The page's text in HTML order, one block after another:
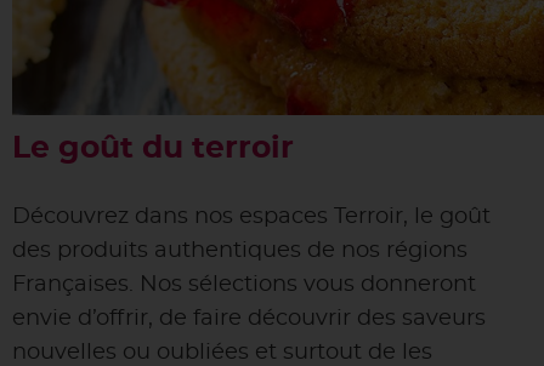
Le goût du terroir
Découvrez dans nos espaces Terroir, le goût
des produits authentiques de nos régions
Françaises. Nos sélections vous donneront
envie d’offrir, de faire découvrir des saveurs
nouvelles ou oubliées et surtout de les